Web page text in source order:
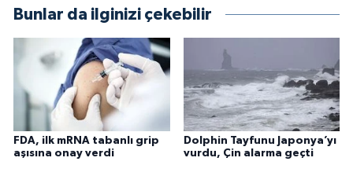
Bunlar da ilginizi çekebilir
FDA, ilk mRNA tabanlı grip
aşısına onay verdi
Dolphin Tayfunu Japonya’yı
vurdu, Çin alarma geçti